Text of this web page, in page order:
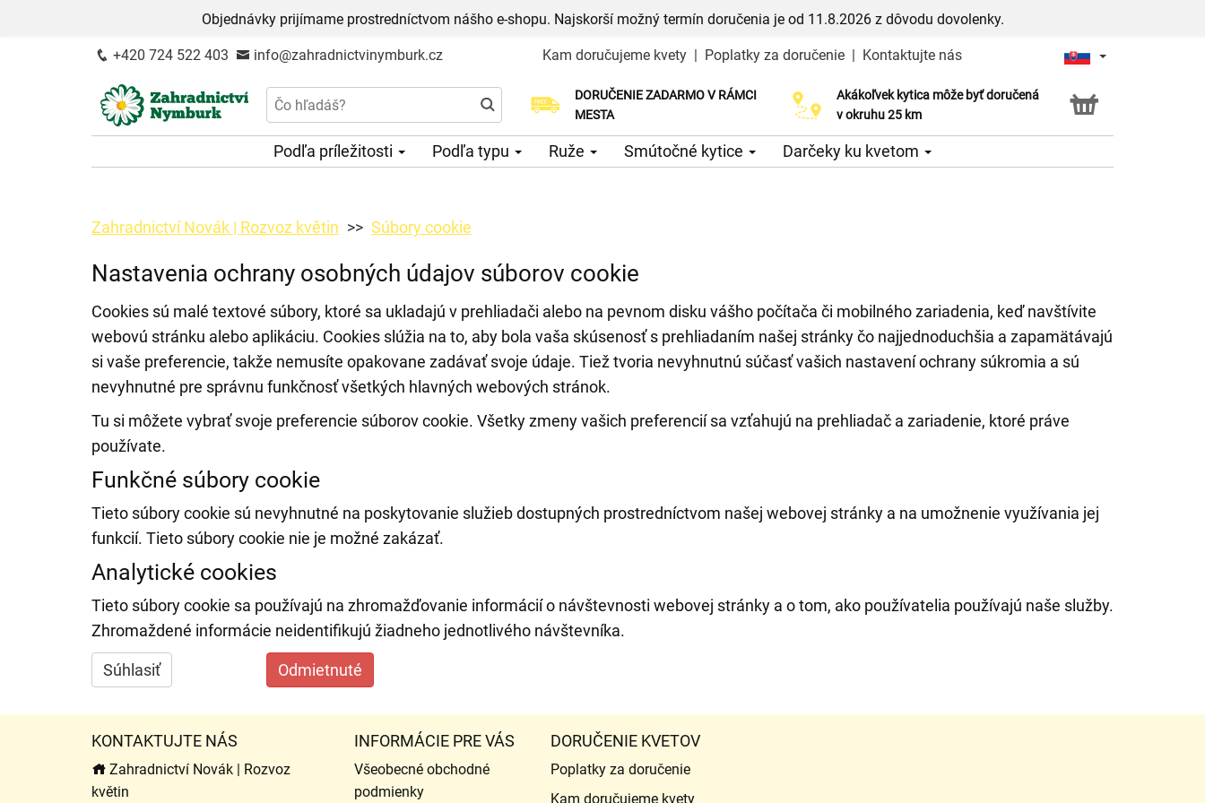
Objednávky prijímame prostredníctvom nášho e-shopu. Najskorší možný termín doručenia je od 11.8.2026 z dôvodu dovolenky.
+420 724 522 403 info@zahradnictvinymburk.cz Kam doručujeme kvety | Poplatky za doručenie | Kontaktujte nás
DORUČENIE ZADARMO V RÁMCI
MESTA
Akákoľvek kytica môže byť doručená
v okruhu 25 km
Služba Click & Collect
Podľa príležitosti Podľa typu Ruže Smútočné kytice Darčeky ku kvetom
Zahradnictví Novák | Rozvoz květin Súbory cookie
Nastavenia ochrany osobných údajov súborov cookie
Cookies sú malé textové súbory, ktoré sa ukladajú v prehliadači alebo na pevnom disku vášho počítača či mobilného zariadenia, keď navštívite
webovú stránku alebo aplikáciu. Cookies slúžia na to, aby bola vaša skúsenosť s prehliadaním našej stránky čo najjednoduchšia a zapamätávajú
si vaše preferencie, takže nemusíte opakovane zadávať svoje údaje. Tiež tvoria nevyhnutnú súčasť vašich nastavení ochrany súkromia a sú
nevyhnutné pre správnu funkčnosť všetkých hlavných webových stránok.
Tu si môžete vybrať svoje preferencie súborov cookie. Všetky zmeny vašich preferencií sa vzťahujú na prehliadač a zariadenie, ktoré práve
používate.
Funkčné súbory cookie
Tieto súbory cookie sú nevyhnutné na poskytovanie služieb dostupných prostredníctvom našej webovej stránky a na umožnenie využívania jej
funkcií. Tieto súbory cookie nie je možné zakázať.
Analytické cookies
Tieto súbory cookie sa používajú na zhromažďovanie informácií o návštevnosti webovej stránky a o tom, ako používatelia používajú naše služby.
Zhromaždené informácie neidentifikujú žiadneho jednotlivého návštevníka.
Súhlasiť Odmietnuté
KONTAKTUJTE NÁS
Zahradnictví Novák | Rozvoz
květin
INFORMÁCIE PRE VÁS
Všeobecné obchodné
podmienky
DORUČENIE KVETOV
Poplatky za doručenie
Kam doručujeme kvety